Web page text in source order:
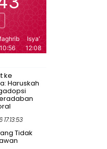
ke
Haruskah
Tidak